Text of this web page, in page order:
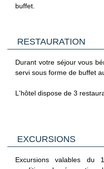
buffet.
sandwiches chaud et
- Boissons locales
Aux bars de 10h à 23h :
bière locale pression,
- Bar de la plage de 10h
- Les boissons alcoolisées
RESTAURATION
Durant votre séjour vous
servi sous forme de buffet
L'hôtel dispose de 3
- Restaurant buffet
Déjeuner : 12h30 à 14h30.
EXCURSIONS
Excursions valables du